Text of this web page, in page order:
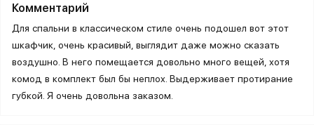
Комментарий
Для спальни в классическом стиле очень подошел вот этот
шкафчик, очень красивый, выглядит даже можно сказать
воздушно. В него помещается довольно много вещей, хотя
комод в комплект был бы неплох. Выдерживает протирание
губкой. Я очень довольна заказом.